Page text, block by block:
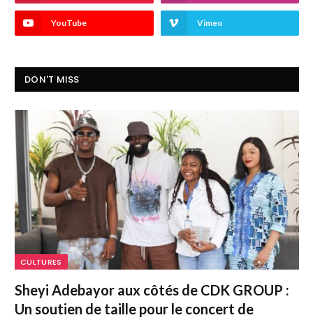
YouTube Vimeo
DON'T MISS
CULTURES
Sheyi Adebayor aux côtés de CDK GROUP :
Un soutien de taille pour le concert de